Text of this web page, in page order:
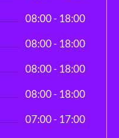
08:00 - 18:00
08:00 - 18:00
08:00 - 18:00
08:00 - 18:00
07:00 - 17:00